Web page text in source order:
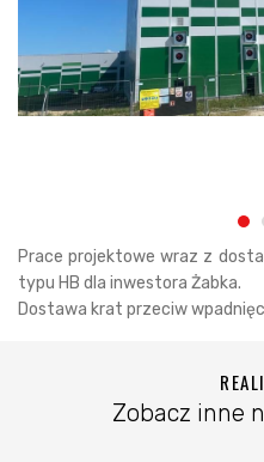
Prace projektowe wraz z
typu HB dla inwestora Żabka.
Dostawa krat przeciw
Zobacz inne